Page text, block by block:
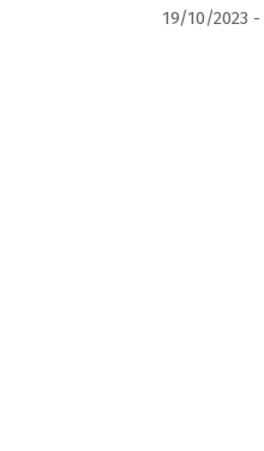
19/10/2023 -